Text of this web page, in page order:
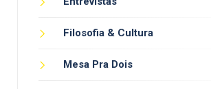
Filosofia & Cultura
Mesa Pra Dois